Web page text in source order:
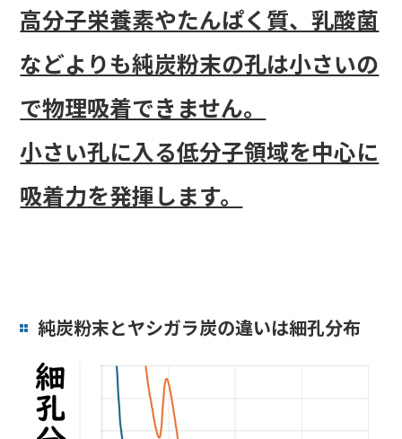
高分子栄養素やたんぱく質、乳酸菌
などよりも純炭粉末の孔は小さいの
で物理吸着できません。
小さい孔に入る低分子領域を中心に
吸着力を発揮します。
純炭粉末とヤシガラ炭の違いは細孔分布